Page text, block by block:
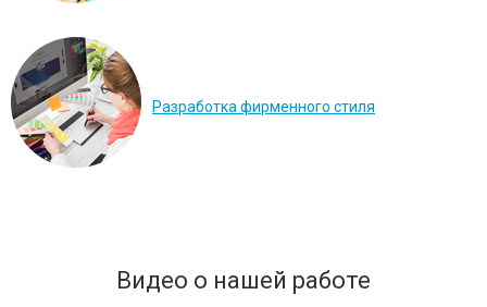
Разработка фирменного стиля
Видео о нашей работе